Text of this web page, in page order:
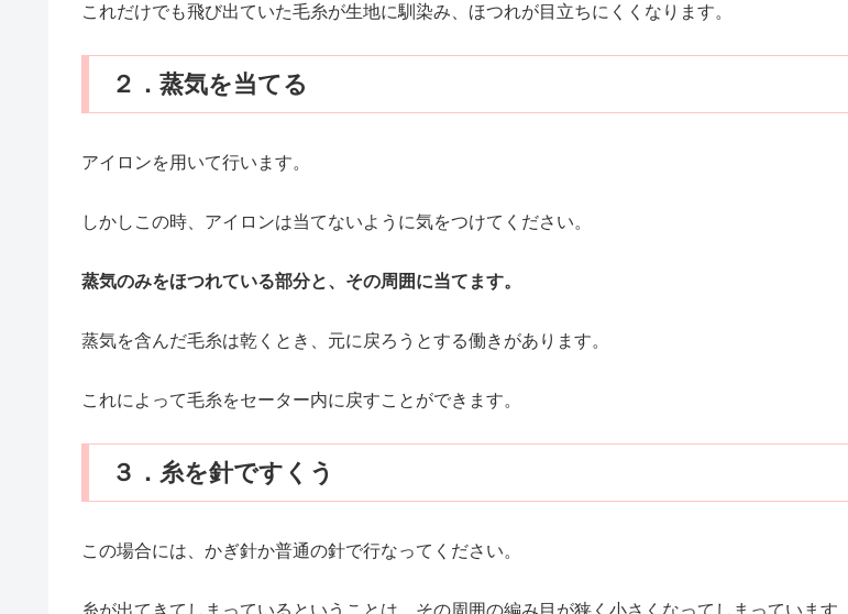
これだけでも飛び出ていた毛糸が生地に馴染み、ほつれが目立ちにくくなります。
２．蒸気を当てる
アイロンを用いて行います。
しかしこの時、アイロンは当てないように気をつけてください。
蒸気のみをほつれている部分と、その周囲に当てます。
蒸気を含んだ毛糸は乾くとき、元に戻ろうとする働きがあります。
これによって毛糸をセーター内に戻すことができます。
３．糸を針ですくう
この場合には、かぎ針か普通の針で行なってください。
糸が出てきてしまっているということは、その周囲の編み目が狭く小さくなってしまっています。